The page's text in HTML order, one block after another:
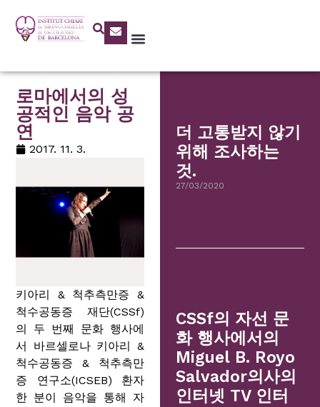
로마에서의 성
공적인 음악 공
연
2017. 11. 3.
키아리 & 척추측만증 &
척수공동증 재단(CSSf)
의 두 번째 문화 행사에
서 바르셀로나 키아리 &
척수공동증 & 척추측만
증 연구소(ICSEB) 환자
한 분이 음악을 통해 자
더 고통받지 않기
위해 조사하는
것.
27/03/2020
CSSf의 자선 문
화 행사에서의
Miguel B. Royo
Salvador의사의
인터넷 TV 인터